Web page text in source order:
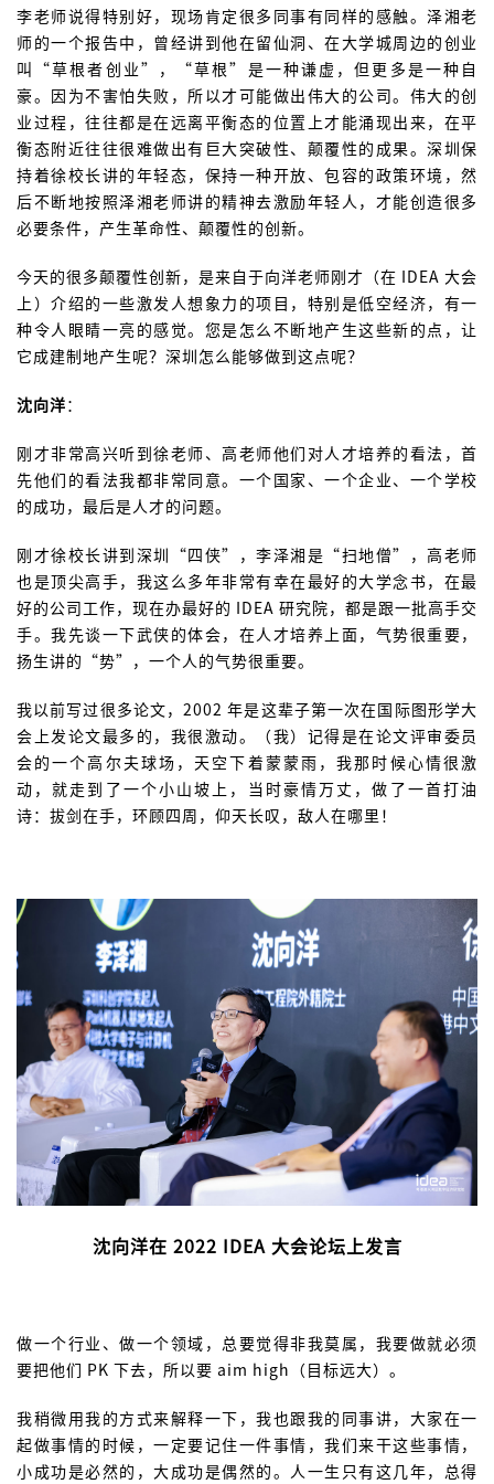
李老师说得特别好，现场肯定很多同事有同样的感触。泽湘老
师的一个报告中，曾经讲到他在留仙洞、在大学城周边的创业
叫“草根者创业”，“草根”是一种谦虚，但更多是一种自
豪。因为不害怕失败，所以才可能做出伟大的公司。伟大的创
业过程，往往都是在远离平衡态的位置上才能涌现出来，在平
衡态附近往往很难做出有巨大突破性、颠覆性的成果。深圳保
持着徐校长讲的年轻态，保持一种开放、包容的政策环境，然
后不断地按照泽湘老师讲的精神去激励年轻人，才能创造很多
必要条件，产生革命性、颠覆性的创新。
今天的很多颠覆性创新，是来自于向洋老师刚才（在 IDEA 大会
上）介绍的一些激发人想象力的项目，特别是低空经济，有一
种令人眼睛一亮的感觉。您是怎么不断地产生这些新的点，让
它成建制地产生呢？深圳怎么能够做到这点呢？
沈向洋：
刚才非常高兴听到徐老师、高老师他们对人才培养的看法，首
先他们的看法我都非常同意。一个国家、一个企业、一个学校
的成功，最后是人才的问题。
刚才徐校长讲到深圳“四侠”，李泽湘是“扫地僧”，高老师
也是顶尖高手，我这么多年非常有幸在最好的大学念书，在最
好的公司工作，现在办最好的 IDEA 研究院，都是跟一批高手交
手。我先谈一下武侠的体会，在人才培养上面，气势很重要，
扬生讲的“势”，一个人的气势很重要。
我以前写过很多论文，2002 年是这辈子第一次在国际图形学大
会上发论文最多的，我很激动。（我）记得是在论文评审委员
会的一个高尔夫球场，天空下着蒙蒙雨，我那时候心情很激
动，就走到了一个小山坡上，当时豪情万丈，做了一首打油
诗：拔剑在手，环顾四周，仰天长叹，敌人在哪里！
沈向洋在 2022 IDEA 大会论坛上发言
做一个行业、做一个领域，总要觉得非我莫属，我要做就必须
要把他们 PK 下去，所以要 aim high（目标远大）。
我稍微用我的方式来解释一下，我也跟我的同事讲，大家在一
起做事情的时候，一定要记住一件事情，我们来干这些事情，
小成功是必然的，大成功是偶然的。人一生只有这几年，总得